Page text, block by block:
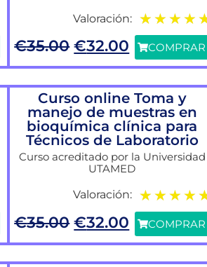
Valoración: ★ ★ ★ ★
€35.00 €32.00 COMPRAR
Curso online Toma y
manejo de muestras en
bioquímica clínica para
Técnicos de Laboratorio
Curso acreditado por la Universidad
UTAMED
Valoración: ★ ★ ★ ★
€35.00 €32.00 COMPRAR